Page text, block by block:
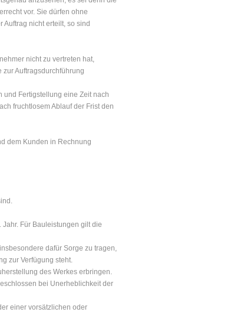
vor. Sie dürfen ohne
nicht erteilt, so sind
nicht zu vertreten hat,
Auftragsdurchführung
und Fertigstellung eine Zeit nach
fruchtlosem Ablauf der Frist den
dem Kunden in Rechnung
Für Bauleistungen gilt die
dafür Sorge zu tragen,
zur Verfügung steht.
des Werkes erbringen.
bei Unerheblichkeit der
einer vorsätzlichen oder